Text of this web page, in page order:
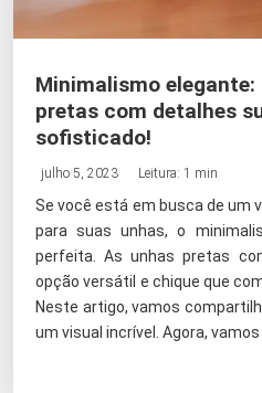
Minimalismo elegante:
pretas com detalhes
sofisticado!
julho 5, 2023 Leitura: 1 min
Se você está em busca de um
para suas unhas, o
perfeita. As unhas pretas
opção versátil e chique que
Neste artigo, vamos
um visual incrível. Agora, vamos